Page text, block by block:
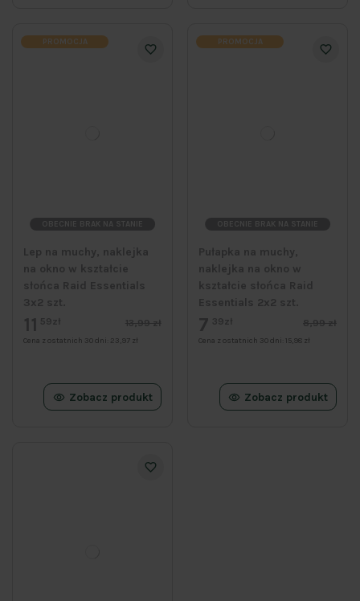
PROMOCJA
OBECNIE BRAK NA STANIE
Lep na muchy, naklejka
na okno w kształcie
słońca Raid Essentials
3x2 szt.
11 59zł 13,99 zł
Cena z ostatnich 30 dni: 23,97 zł
Zobacz produkt
PROMOCJA
OBECNIE BRAK NA STANIE
Pułapka na muchy,
naklejka na okno w
kształcie słońca Raid
Essentials 2x2 szt.
7 39zł 8,99 zł
Cena z ostatnich 30 dni: 15,98 zł
Zobacz produkt